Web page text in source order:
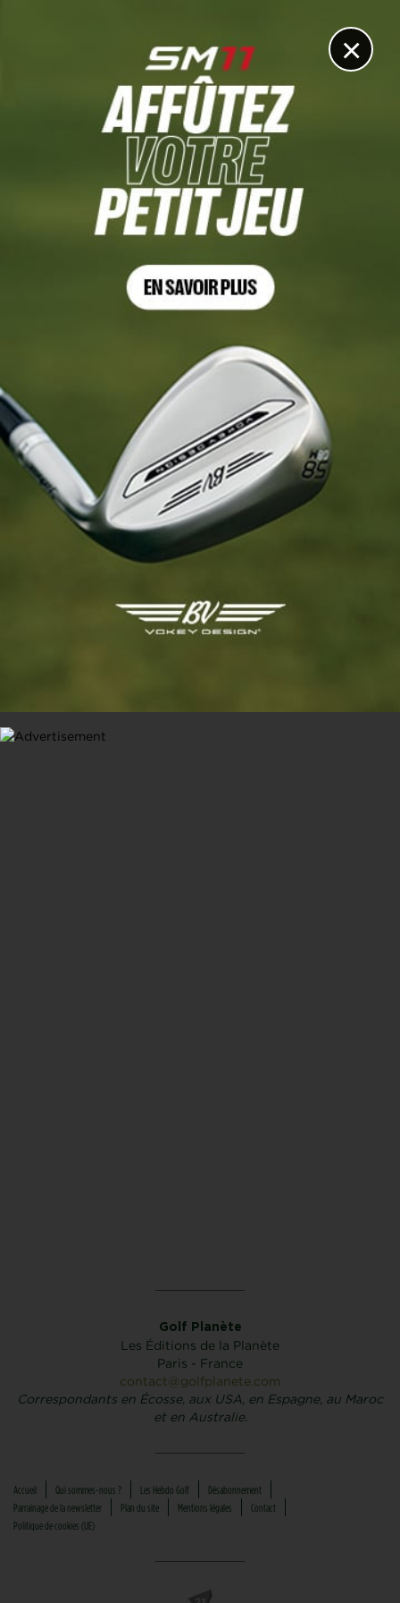
×
Choszczno
4 NOV. 2024 | LE PLUS BEAU PARCOURS DE POLOGNE
Modry Las Golf Resort, déjà 15 ans
pour le bijou polonais façonné par
Gary Player
Golf Planète
Les Éditions de la Planète
Paris - France
contact@golfplanete.com
Correspondants en Écosse, aux USA, en Espagne, au Maroc
et en Australie.
Accueil Qui sommes-nous ? Les Hebdo Golf
Désabonnement
Parrainage de la newsletter
Plan du site Mentions légales
Contact
Politique de cookies (UE)